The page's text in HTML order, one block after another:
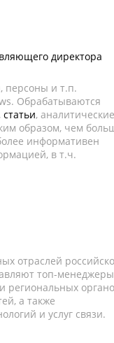
директора
персоны и т.п.
Обрабатываются
статьи, аналитические
образом, чем
информативен
в т.ч.
отраслей
топ-
региональных
а также
и услуг связи.